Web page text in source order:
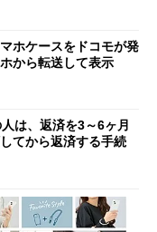
ホケースをドコモが発
から転送して表示
は、返済を3～6ヶ月
てから返済する手続